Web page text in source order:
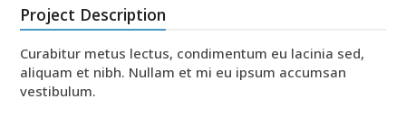
Project Description
Curabitur metus lectus, condimentum eu lacinia sed,
aliquam et nibh. Nullam et mi eu ipsum accumsan
vestibulum.